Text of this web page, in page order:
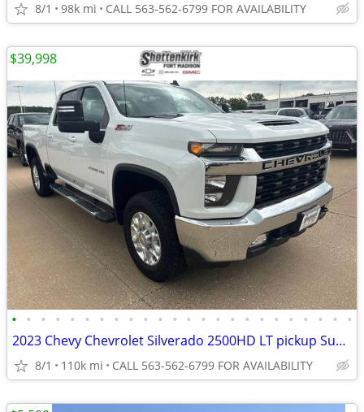
8/1 98k mi CALL 563-562-6799 FOR AVAILABILITY
• • • • • • • • • • • • • • • • • • • • • • • •
2023 Chevy Chevrolet Silverado 2500HD LT pickup Summit White
8/1 110k mi CALL 563-562-6799 FOR AVAILABILITY
$39,998